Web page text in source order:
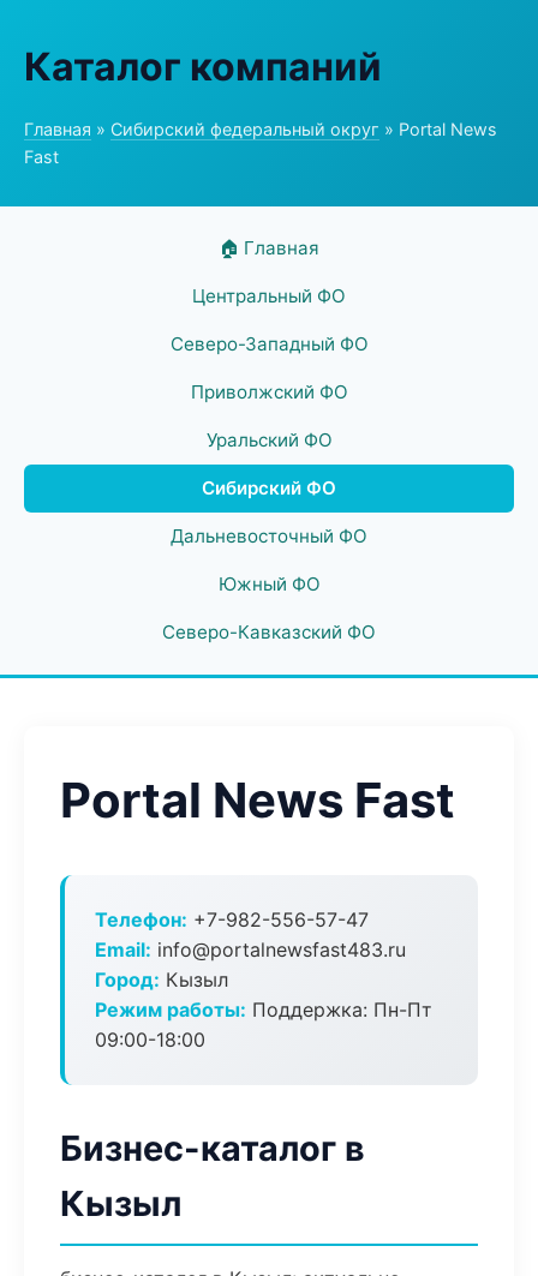
Каталог компаний
Главная » Сибирский федеральный округ » Portal News
Fast
🏠 Главная
Центральный ФО
Северо-Западный ФО
Приволжский ФО
Уральский ФО
Сибирский ФО
Дальневосточный ФО
Южный ФО
Северо-Кавказский ФО
Portal News Fast
Телефон: +7-982-556-57-47
Email: info@portalnewsfast483.ru
Город: Кызыл
Режим работы: Поддержка: Пн-Пт
09:00-18:00
Бизнес-каталог в
Кызыл